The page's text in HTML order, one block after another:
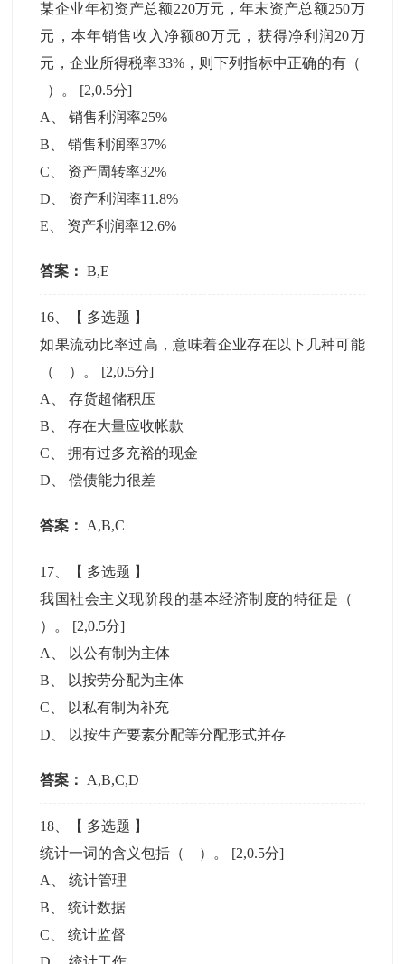
某企业年初资产总额220万元，年末资产总额250万
元，本年销售收入净额80万元，获得净利润20万
元，企业所得税率33%，则下列指标中正确的有（
）。 [2,0.5分]
A
、销售利润率25%
B 、销售利润率37%
C
资产周转率32%
D
资产利润率11.8%
E
资产利润率12.6%
答案： B,E
16 、【 多选题 】
如果流动比率过高，意味着企业存在以下几种可能
（ ）。 [2,0.5分]
A
、存货超储积压
B 、存在大量应收帐款
C 、拥有过多充裕的现金
D 、偿债能力很差
答案： A,B,C
17 、【 多选题 】
我国社会主义现阶段的基本经济制度的特征是（
）。 [2,0.5分]
A
以公有制为主体
B
以按劳分配为主体
C
以私有制为补充
D
以按生产要素分配等分配形式并存
答案： A,B,C,D
18 、【 多选题 】
统计一词的含义包括（ ）。 [2,0.5分]
A
、统计管理
B 、统计数据
C 、统计监督